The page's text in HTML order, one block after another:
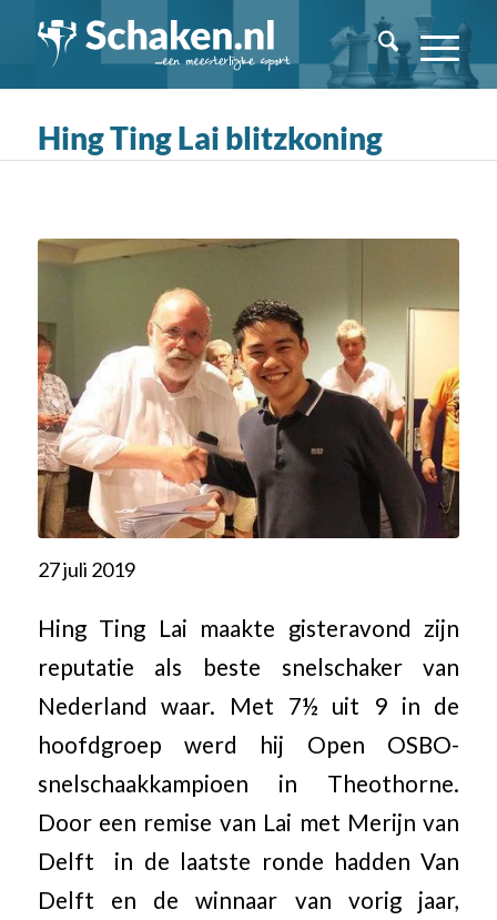
Hing Ting Lai blitzkoning
27 juli 2019
Hing Ting Lai maakte gisteravond zijn
reputatie als beste snelschaker van
Nederland waar. Met 7½ uit 9 in de
hoofdgroep werd hij Open OSBO-
snelschaakkampioen in Theothorne.
Door een remise van Lai met Merijn van
Delft in de laatste ronde hadden Van
Delft en de winnaar van vorig jaar,